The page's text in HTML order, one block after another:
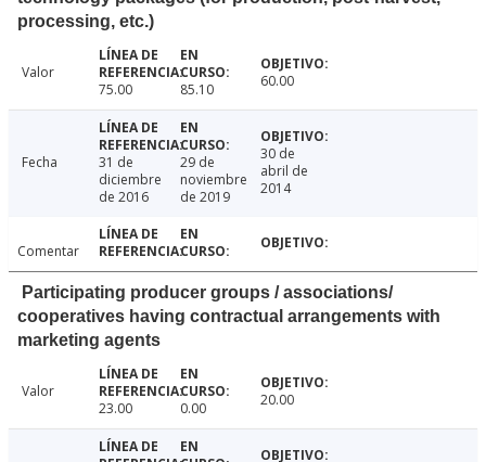
processing, etc.)
Valor
75.00
85.10 60.00
Fecha
31 de
diciembre
de 2016
29 de
noviembre
de 2019
30 de
abril de
2014
Comentar
Participating producer groups / associations/
cooperatives having contractual arrangements with
marketing agents
Valor
23.00
0.00 20.00